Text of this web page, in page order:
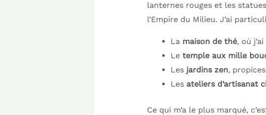
lanternes rouges et les
l’Empire du Milieu. J’ai
La maison de thé, où
Le temple aux mille
Les jardins zen,
Les ateliers d’artisanat
Ce qui m’a le plus marqué,